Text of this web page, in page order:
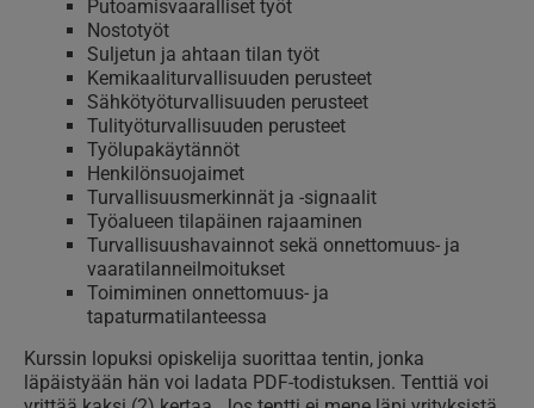
Putoamisvaaralliset työt
Nostotyöt
Suljetun ja ahtaan tilan työt
Kemikaaliturvallisuuden perusteet
Sähkötyöturvallisuuden perusteet
Tulityöturvallisuuden perusteet
Työlupakäytännöt
Henkilönsuojaimet
Turvallisuusmerkinnät ja -signaalit
Työalueen tilapäinen rajaaminen
Turvallisuushavainnot sekä onnettomuus- ja
vaaratilanneilmoitukset
Toimiminen onnettomuus- ja
tapaturmatilanteessa
Kurssin lopuksi opiskelija suorittaa tentin, jonka
läpäistyään hän voi ladata PDF-todistuksen. Tenttiä voi